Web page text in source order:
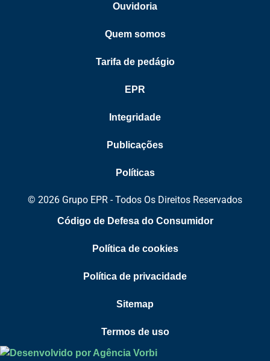
Ouvidoria
Quem somos
Tarifa de pedágio
EPR
Integridade
Publicações
Políticas
© 2026 Grupo EPR - Todos Os Direitos Reservados
Código de Defesa do Consumidor
Política de cookies
Política de privacidade
Sitemap
Termos de uso